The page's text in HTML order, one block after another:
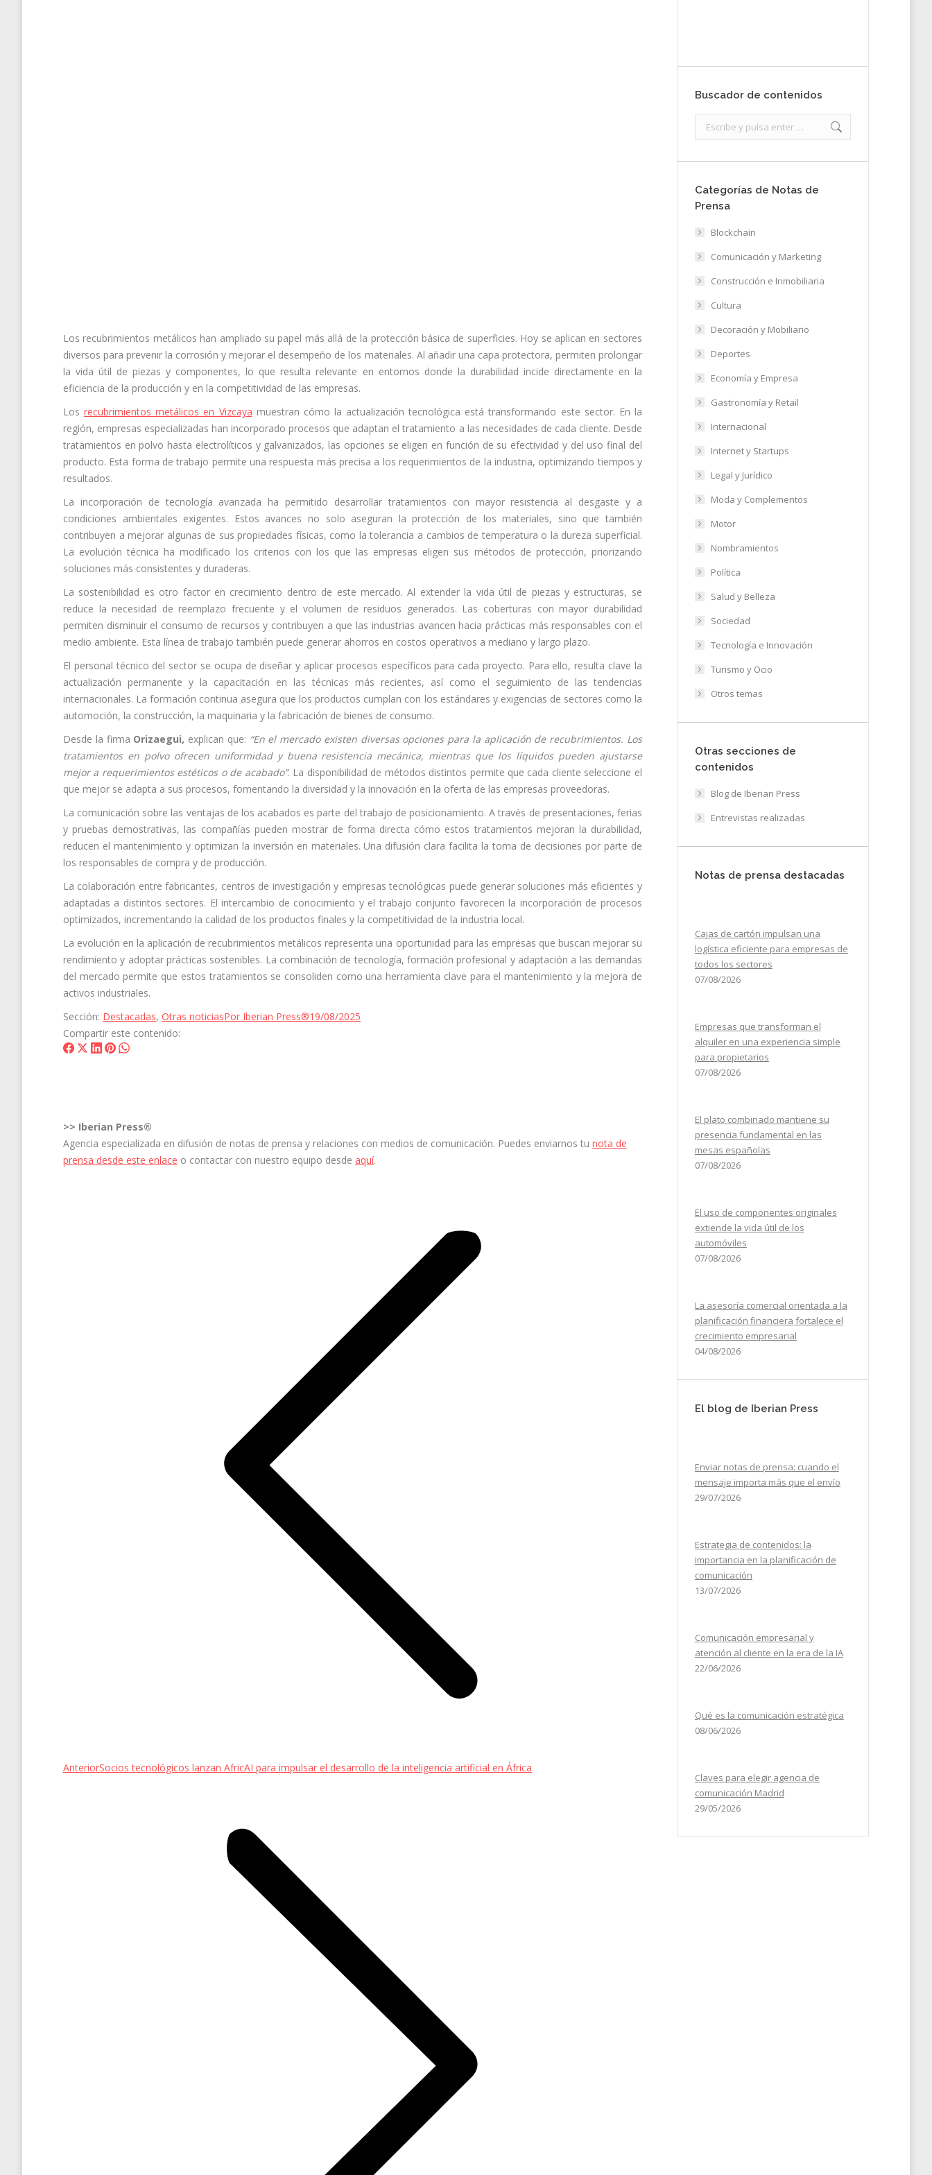
Los recubrimientos metálicos han ampliado su papel más allá de la protección básica de superficies. Hoy se aplican en sectores
diversos para prevenir la corrosión y mejorar el desempeño de los materiales. Al añadir una capa protectora, permiten prolongar
la vida útil de piezas y componentes, lo que resulta relevante en entornos donde la durabilidad incide directamente en la
eficiencia de la producción y en la competitividad de las empresas.
Losrecubrimientos metálicos en Vizcaya muestran cómo la actualización tecnológica está transformando este sector. En la
región, empresas especializadas han incorporado procesos que adaptan el tratamiento a las necesidades de cada cliente. Desde
tratamientos en polvo hasta electrolíticos y galvanizados, las opciones se eligen en función de su efectividad y del uso final del
producto. Esta forma de trabajo permite una respuesta más precisa a los requerimientos de la industria, optimizando tiempos y
resultados.
La incorporación de tecnología avanzada ha permitido desarrollar tratamientos con mayor resistencia al desgaste y a
condiciones ambientales exigentes. Estos avances no solo aseguran la protección de los materiales, sino que también
contribuyen a mejorar algunas de sus propiedades físicas, como la tolerancia a cambios de temperatura o la dureza superficial.
La evolución técnica ha modificado los criterios con los que las empresas eligen sus métodos de protección, priorizando
soluciones más consistentes y duraderas.
La sostenibilidad es otro factor en crecimiento dentro de este mercado. Al extender la vida útil de piezas y estructuras, se
reduce la necesidad de reemplazo frecuente y el volumen de residuos generados. Las coberturas con mayor durabilidad
permiten disminuir el consumo de recursos y contribuyen a que las industrias avancen hacia prácticas más responsables con el
medio ambiente. Esta línea de trabajo también puede generar ahorros en costos operativos a mediano y largo plazo.
El personal técnico del sector se ocupa de diseñar y aplicar procesos específicos para cada proyecto. Para ello, resulta clave la
actualización permanente y la capacitación en las técnicas más recientes, así como el seguimiento de las tendencias
internacionales. La formación continua asegura que los productos cumplan con los estándares y exigencias de sectores como la
automoción, la construcción, la maquinaria y la fabricación de bienes de consumo.
Desde la firma Orizaegui, explican que: “En el mercado existen diversas opciones para la aplicación de recubrimientos. Los
tratamientos en polvo ofrecen uniformidad y buena resistencia mecánica, mientras que los líquidos pueden ajustarse
mejor a requerimientos estéticos o de acabado”. La disponibilidad de métodos distintos permite que cada cliente seleccione el
que mejor se adapta a sus procesos, fomentando la diversidad y la innovación en la oferta de las empresas proveedoras.
La comunicación sobre las ventajas de los acabados es parte del trabajo de posicionamiento. A través de presentaciones, ferias
y pruebas demostrativas, las compañías pueden mostrar de forma directa cómo estos tratamientos mejoran la durabilidad,
reducen el mantenimiento y optimizan la inversión en materiales. Una difusión clara facilita la toma de decisiones por parte de
los responsables de compra y de producción.
La colaboración entre fabricantes, centros de investigación y empresas tecnológicas puede generar soluciones más eficientes y
adaptadas a distintos sectores. El intercambio de conocimiento y el trabajo conjunto favorecen la incorporación de procesos
optimizados, incrementando la calidad de los productos finales y la competitividad de la industria local.
La evolución en la aplicación de recubrimientos metálicos representa una oportunidad para las empresas que buscan mejorar su
rendimiento y adoptar prácticas sostenibles. La combinación de tecnología, formación profesional y adaptación a las demandas
del mercado permite que estos tratamientos se consoliden como una herramienta clave para el mantenimiento y la mejora de
activos industriales.
Sección: Destacadas, Otras noticiasPor Iberian Press®19/08/2025
Compartir este contenido:
ShareShareShare
ShareShare
>> Iberian Press®
Agencia especializada en difusión de notas de prensa y relaciones con medios de comunicación. Puedes enviarnos tu nota de
prensa desde este enlace o contactar con nuestro equipo desde aquí.
AnteriorEntrada
Socios tecnológicos lanzan AfricAI para impulsar el desarrollo de la inteligencia artificial en África
Buscador de contenidos
Categorías de Notas de
Prensa
Blockchain
Comunicación y Marketing
Construcción e Inmobiliaria
Cultura
Decoración y Mobiliario
Deportes
Economía y Empresa
Gastronomía y Retail
Internacional
Internet y Startups
Legal y Jurídico
Moda y Complementos
Motor
Nombramientos
Política
Salud y Belleza
Sociedad
Tecnología e Innovación
Turismo y Ocio
Otros temas
Otras secciones de
contenidos
Blog de Iberian Press
Entrevistas realizadas
Notas de prensa destacadas
Cajas de cartón impulsan una
logística eficiente para empresas de
todos los sectores
07/08/2026
Empresas que transforman el
alquiler en una experiencia simple
para propietarios
07/08/2026
El plato combinado mantiene su
presencia fundamental en las
mesas españolas
07/08/2026
El uso de componentes originales
extiende la vida útil de los
automóviles
07/08/2026
La asesoría comercial orientada a la
planificación financiera fortalece el
crecimiento empresarial
04/08/2026
El blog de Iberian Press
Enviar notas de prensa: cuando el
mensaje importa más que el envío
29/07/2026
Estrategia de contenidos: la
importancia en la planificación de
comunicación
13/07/2026
Comunicación empresarial y
atención al cliente en la era de la IA
22/06/2026
Qué es la comunicación estratégica
08/06/2026
Claves para elegir agencia de
comunicación Madrid
29/05/2026